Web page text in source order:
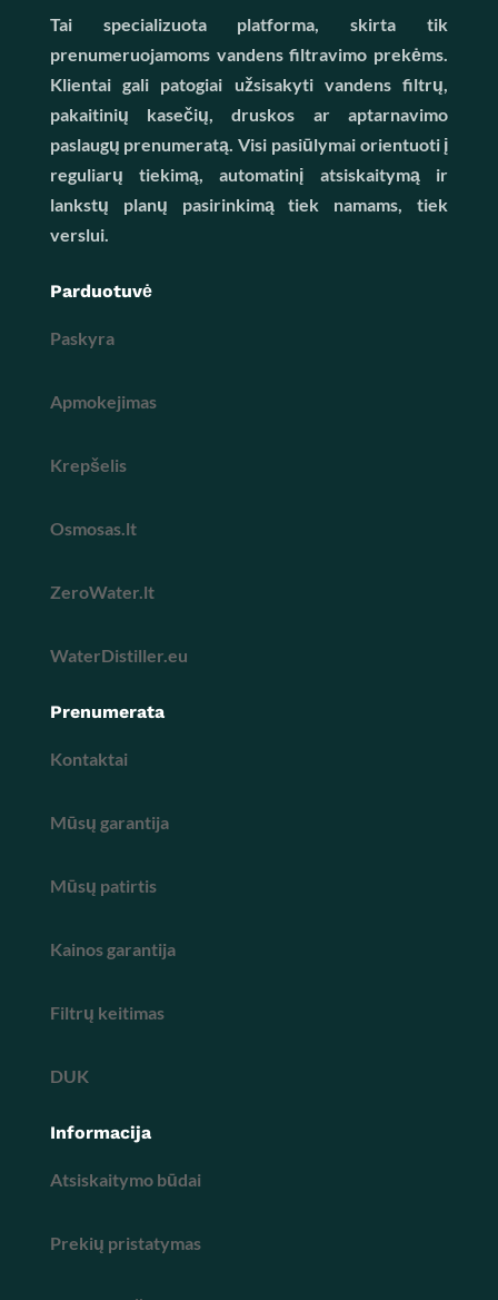
Tai specializuota platforma, skirta tik
prenumeruojamoms vandens filtravimo prekėms.
Klientai gali patogiai užsisakyti vandens filtrų,
pakaitinių kasečių, druskos ar aptarnavimo
paslaugų prenumeratą. Visi pasiūlymai orientuoti į
reguliarų tiekimą, automatinį atsiskaitymą ir
lankstų planų pasirinkimą tiek namams, tiek
verslui.
Parduotuvė
Paskyra
Apmokejimas
Krepšelis
Osmosas.lt
ZeroWater.lt
WaterDistiller.eu
Prenumerata
Kontaktai
Mūsų garantija
Mūsų patirtis
Kainos garantija
Filtrų keitimas
DUK
Informacija
Atsiskaitymo būdai
Prekių pristatymas